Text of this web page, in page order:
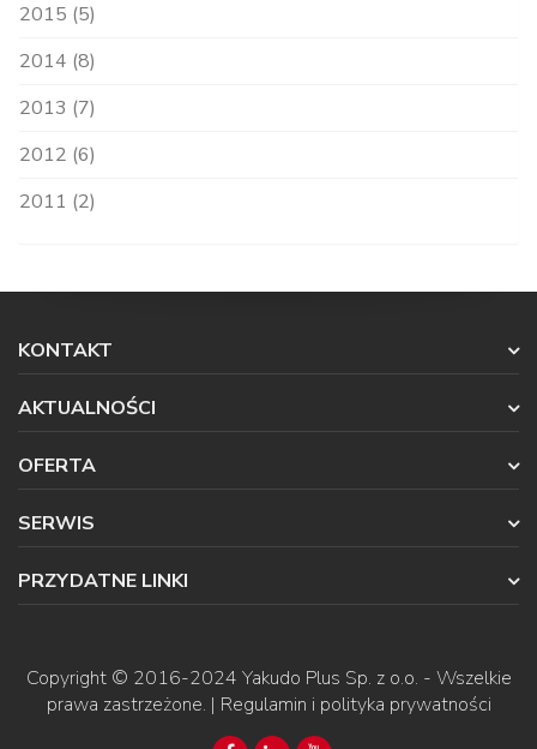
2015 (5)
2014 (8)
2013 (7)
2012 (6)
2011 (2)
KONTAKT
AKTUALNOŚCI
OFERTA
SERWIS
PRZYDATNE LINKI
Copyright © 2016-2024 Yakudo Plus Sp. z o.o. - Wszelkie
prawa zastrzeżone. | Regulamin i polityka prywatności